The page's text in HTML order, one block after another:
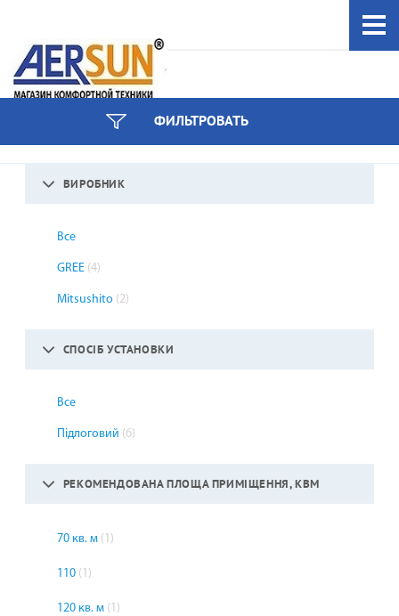
044 333-97-59
інші номери ФИЛЬТРОВАТЬ
ВИРОБНИК
Все
GREE (4)
Mitsushito (2)
СПОСІБ УСТАНОВКИ
Все
Підлоговий (6)
РЕКОМЕНДОВАНА ПЛОЩА ПРИМІЩЕННЯ, КВМ
70 кв. м (1)
110 (1)
120 кв. м (1)